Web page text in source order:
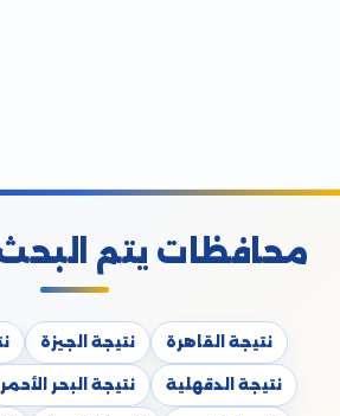
محافظات يتم البحث
نتيجة القاهرة نتيجة الجيزة
نتيجة الدقهلية نتيجة البحر الأحمر